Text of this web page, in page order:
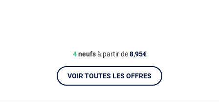
4neufsà partir de8,95€
VOIR TOUTES LES OFFRES